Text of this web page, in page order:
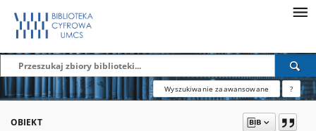
Wyszukiwanie zaawansowane ?
OBIEKT